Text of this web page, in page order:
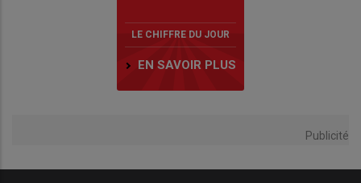
LE CHIFFRE DU JOUR
EN SAVOIR PLUS
Publicité